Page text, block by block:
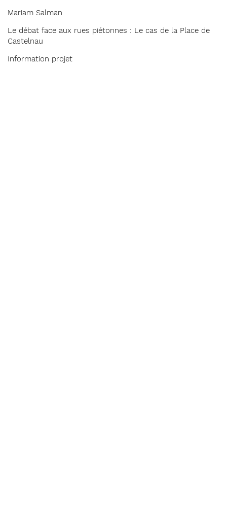
Mariam Salman
Le débat face aux rues piétonnes : Le cas de la Place de
Castelnau
Information projet